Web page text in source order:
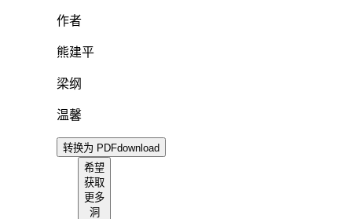
作者
熊建平
梁纲
温馨
转换为 PDFdownload
希望
获取
更多
洞